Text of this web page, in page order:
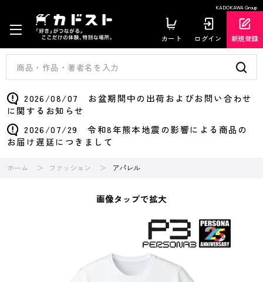
KADOKAWA Group
カート ログイン 新規登録
2026/08/07 お盆期間中の出荷およびお問い合わせ
に関するお知らせ
2026/07/29 令和8年熊本地震の影響による商品の
お届け遅延につきまして
ホーム ファッション アパレル
画像タップで拡大